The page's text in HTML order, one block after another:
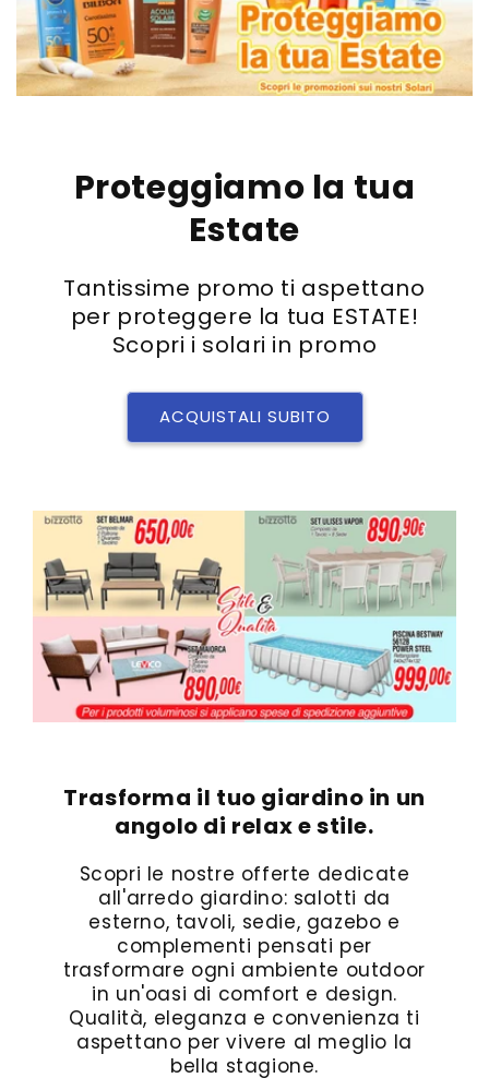
Proteggiamo la tua
Estate
Tantissime promo ti aspettano
per proteggere la tua ESTATE!
Scopri i solari in promo
ACQUISTALI SUBITO
Trasforma il tuo giardino in un
angolo di relax e stile.
Scopri le nostre offerte dedicate
all'arredo giardino: salotti da
esterno, tavoli, sedie, gazebo e
complementi pensati per
trasformare ogni ambiente outdoor
in un'oasi di comfort e design.
Qualità, eleganza e convenienza ti
aspettano per vivere al meglio la
bella stagione.